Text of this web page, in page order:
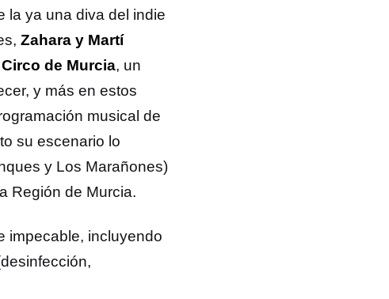
la ya una diva del indie
Zahara y Martí
de Murcia, un
y más en estos
musical de
su escenario lo
y Los Marañones)
Región de Murcia.
impecable, incluyendo